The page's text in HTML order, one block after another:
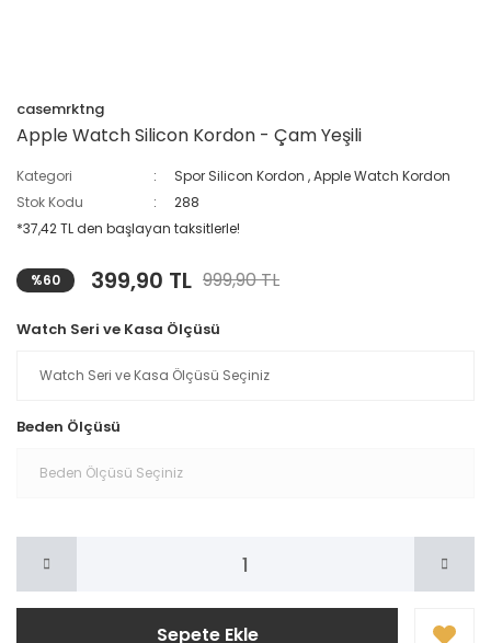
casemrktng
Apple Watch Silicon Kordon - Çam Yeşili
Kategori Spor Silicon Kordon ,Apple Watch Kordon
Stok Kodu
288
*37,42 TL den başlayan taksitlerle!
%60 399,90 TL 999,90 TL
Watch Seri ve Kasa Ölçüsü
Beden Ölçüsü
Sepete Ekle